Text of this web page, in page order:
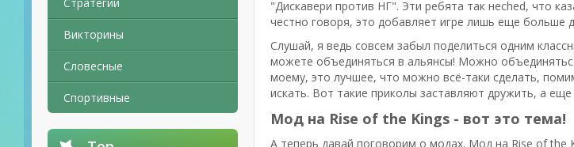
Викторины
Словесные
Спортивные
"Дискавери против НГ". Эти ребята так неched, что
честно говоря, это добавляет игре лишь еще больше
Слушай, я ведь совсем забыл поделиться одним
можете объединяться в альянсы! Можно
моему, это лучшее, что можно всё-таки сделать,
искать. Вот такие приколы заставляют дружить, а
Мод на Rise of the Kings - вот это тема!
А теперь давай поговорим о модах. Мод на Rise of